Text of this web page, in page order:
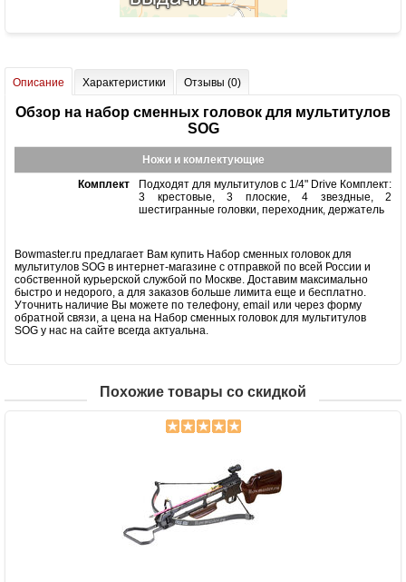
Описание Характеристики Отзывы (0)
Обзор на набор сменных головок для мультитулов
SOG
Ножи и комлектующие
Комплект
Подходят для мультитулов с 1/4" Drive Комплект:
3 крестовые, 3 плоские, 4 звездные, 2
шестигранные головки, переходник, держатель
Bowmaster.ru предлагает Вам купить Набор сменных головок для
мультитулов SOG в интернет-магазине с отправкой по всей России и
собственной курьерской службой по Москве. Доставим максимально
быстро и недорого, а для заказов больше лимита еще и бесплатно.
Уточнить наличие Вы можете по телефону, email или через форму
обратной связи, а цена на Набор сменных головок для мультитулов
SOG у нас на сайте всегда актуальна.
Похожие товары со скидкой